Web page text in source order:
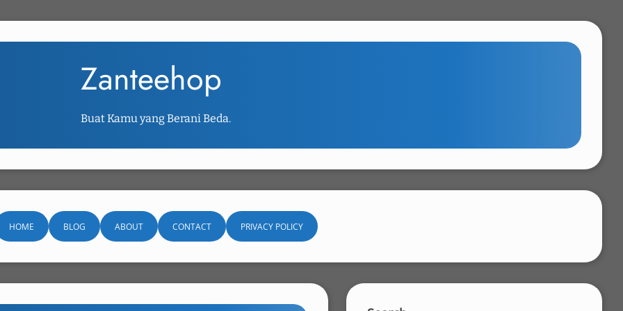
Zanteehop
Buat Kamu yang Berani Beda.
HOME BLOG ABOUT CONTACT PRIVACY POLICY